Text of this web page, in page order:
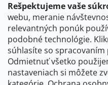
Rešpektujeme vaše
webu, meranie
relevantných ponúk
podobné technológie.
súhlasíte so spracovaním
Odmietnuť všetko
nastaveniach si môžete
údajov dostupnými na tejto
Prihlásiť sa
CBS Slovensko CBS Česko